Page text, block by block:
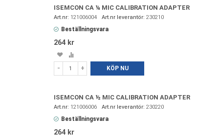
jämförelse
ISEMCON CA ¼ MIC CALIBRATION ADAPTER
121006004 230210
Beställningsvara
264 kr
Spara
i
favoriter
Lägg
till
- + KÖP NU
ISEMCON CA ½ MIC CALIBRATION ADAPTER
121006006 230220
Beställningsvara
264 kr